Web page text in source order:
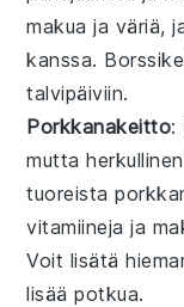
makua ja väriä,
kanssa.
talvipäiviin.
Porkkanakeitto:
mutta
tuoreista
vitamiineja ja
Voit lisätä
lisää potkua.